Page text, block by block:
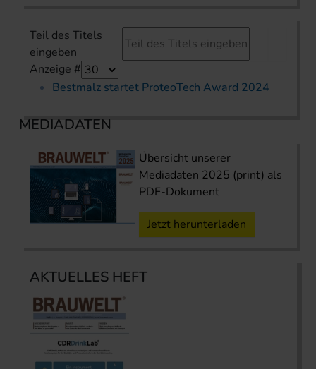
Teil des Titels
eingeben
Anzeige #
Bestmalz startet ProteoTech Award 2024
MEDIADATEN
Übersicht unserer
Mediadaten 2025 (print) als
PDF-Dokument
Jetzt herunterladen
AKTUELLES HEFT